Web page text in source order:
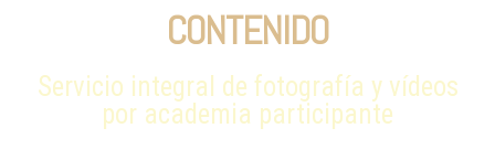
CONTENIDO
Servicio integral de fotografía y vídeos
por academia participante